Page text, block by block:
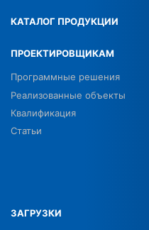
КАТАЛОГ ПРОДУКЦИИ
ПРОЕКТИРОВЩИКАМ
Программные решения
Реализованные объекты
Квалификация
Статьи
ЗАГРУЗКИ